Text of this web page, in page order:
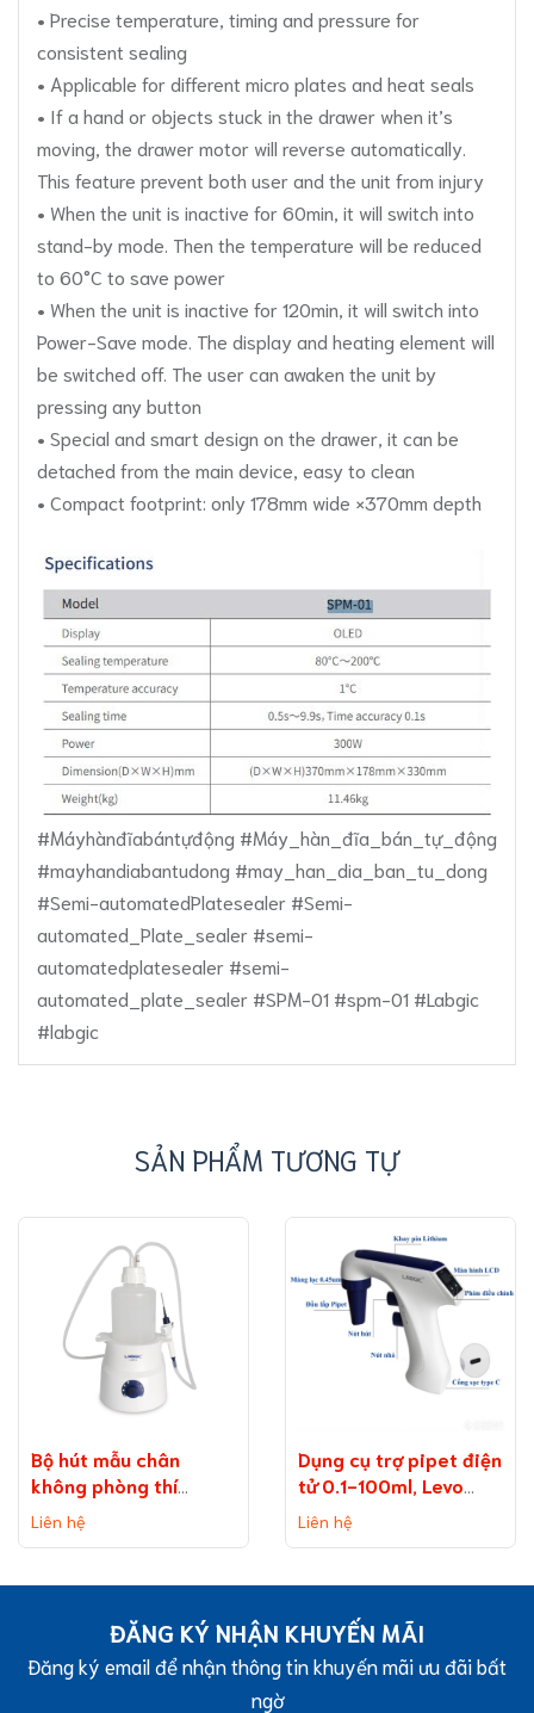
• Precise temperature, timing and pressure for
consistent sealing
• Applicable for different micro plates and heat seals
• If a hand or objects stuck in the drawer when it’s
moving, the drawer motor will reverse automatically.
This feature prevent both user and the unit from injury
• When the unit is inactive for 60min, it will switch into
stand-by mode. Then the temperature will be reduced
to 60°C to save power
• When the unit is inactive for 120min, it will switch into
Power-Save mode. The display and heating element will
be switched off. The user can awaken the unit by
pressing any button
• Special and smart design on the drawer, it can be
detached from the main device, easy to clean
• Compact footprint: only 178mm wide ×370mm depth
#Máyhànđĩabántựđộng #Máy_hàn_đĩa_bán_tự_động
#mayhandiabantudong #may_han_dia_ban_tu_dong
#Semi-automatedPlatesealer #Semi-
automated_Plate_sealer #semi-
automatedplatesealer #semi-
automated_plate_sealer #SPM-01 #spm-01 #Labgic
#labgic
SẢN PHẨM TƯƠNG TỰ
Bộ hút mẫu chân
không phòng thí
nghiệm bình 2 lít ​​​​​​​
(Vacuum Aspiration
Liên hệ
Dụng cụ trợ pipet điện
tử 0.1-100ml, Levo
Plus pipette
Liên hệ
ĐĂNG KÝ NHẬN KHUYẾN MÃI
Đăng ký email để nhận thông tin khuyến mãi ưu đãi bất
ngờ